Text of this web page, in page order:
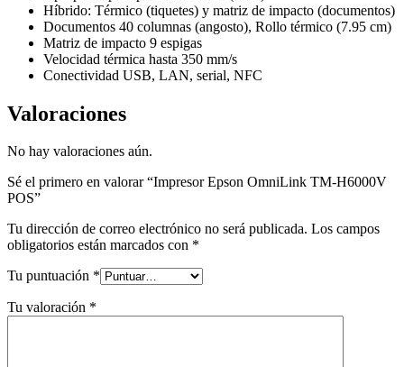
Híbrido: Térmico (tiquetes) y matriz de impacto (documentos)
Documentos 40 columnas (angosto), Rollo térmico (7.95 cm)
Matriz de impacto 9 espigas
Velocidad térmica hasta 350 mm/s
Conectividad USB, LAN, serial, NFC
Valoraciones
No hay valoraciones aún.
Sé el primero en valorar “Impresor Epson OmniLink TM-H6000V
POS”
Tu dirección de correo electrónico no será publicada. Los campos
obligatorios están marcados con *
Tu puntuación *
Tu valoración *